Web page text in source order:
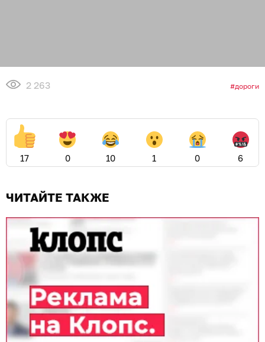
2 263 дороги
17 0 10 1 0 6
ЧИТАЙТЕ ТАКЖЕ